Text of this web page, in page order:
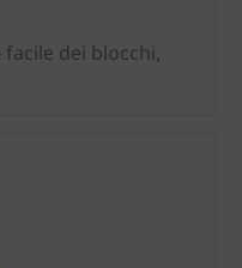
dei blocchi,